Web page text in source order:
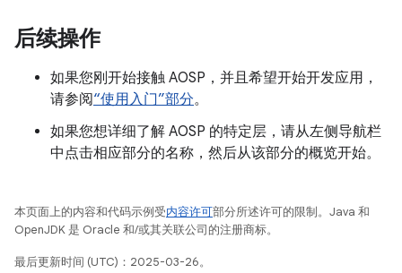
后续操作
如果您刚开始接触 AOSP，并且希望开始开发应用，
请参阅“使用入门”部分。
如果您想详细了解 AOSP 的特定层，请从左侧导航栏
中点击相应部分的名称，然后从该部分的概览开始。
本页面上的内容和代码示例受内容许可部分所述许可的限制。Java 和
OpenJDK 是 Oracle 和/或其关联公司的注册商标。
最后更新时间 (UTC)：2025-03-26。